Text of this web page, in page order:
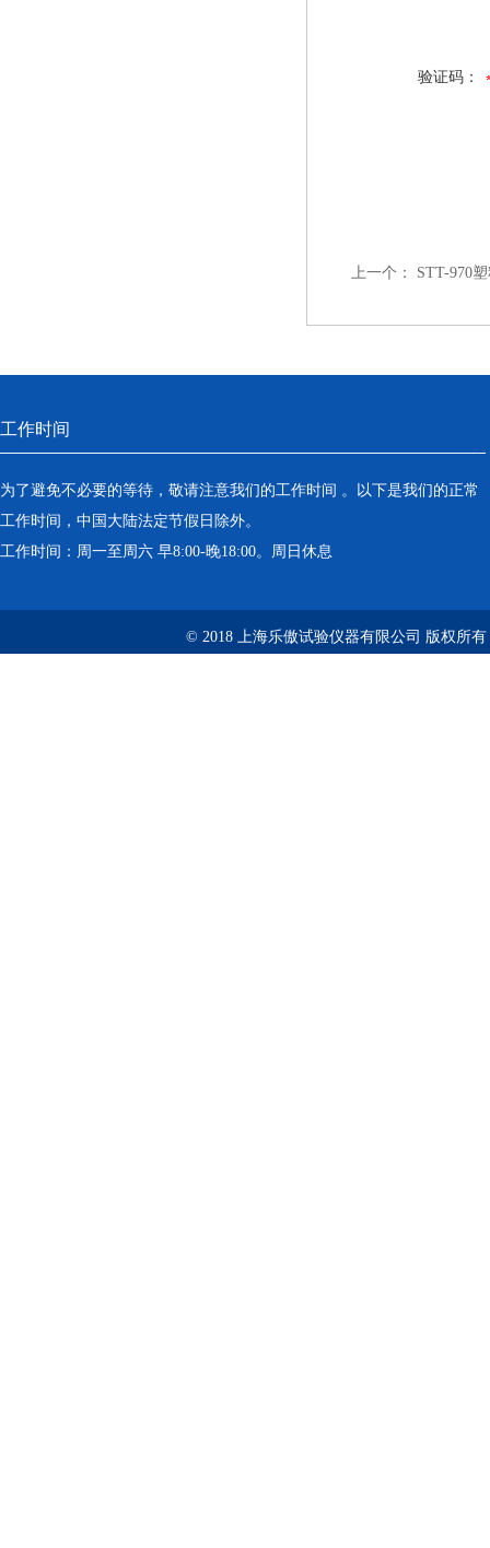
验证码：
上一个： STT-970
工作时间
为了避免不必要的等待，敬请注意我们的工作时间 。以下是我们的正常
工作时间，中国大陆法定节假日除外。
工作时间：周一至周六 早8:00-晚18:00。周日休息
© 2018 上海乐傲试验仪器有限公司 版权所